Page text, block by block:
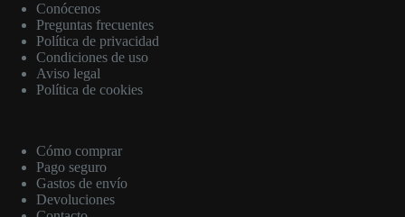
Conócenos
Preguntas frecuentes
Política de privacidad
Condiciones de uso
Aviso legal
Política de cookies
Cómo comprar
Pago seguro
Gastos de envío
Devoluciones